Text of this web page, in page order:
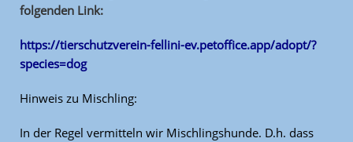
folgenden Link:
https://tierschutzverein-fellini-ev.petoffice.app/adopt/?
species=dog
Hinweis zu Mischling:
In der Regel vermitteln wir Mischlingshunde. D.h. dass